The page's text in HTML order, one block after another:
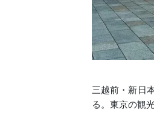
三越前・新日
る。東京の観